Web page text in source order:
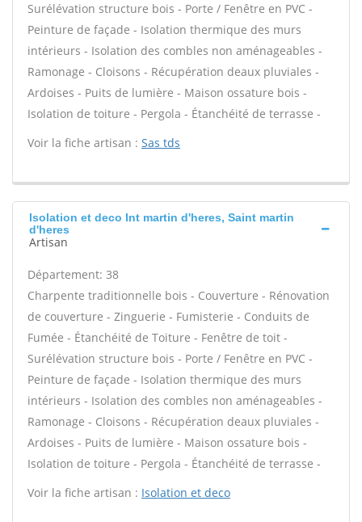
Surélévation structure bois - Porte / Fenêtre en PVC -
Peinture de façade - Isolation thermique des murs
intérieurs - Isolation des combles non aménageables -
Ramonage - Cloisons - Récupération deaux pluviales -
Ardoises - Puits de lumière - Maison ossature bois -
Isolation de toiture - Pergola - Étanchéité de terrasse -
Voir la fiche artisan : Sas tds
Isolation et deco Int martin d'heres, Saint martin
d'heres
Artisan
Département: 38
Charpente traditionnelle bois - Couverture - Rénovation
de couverture - Zinguerie - Fumisterie - Conduits de
Fumée - Étanchéité de Toiture - Fenêtre de toit -
Surélévation structure bois - Porte / Fenêtre en PVC -
Peinture de façade - Isolation thermique des murs
intérieurs - Isolation des combles non aménageables -
Ramonage - Cloisons - Récupération deaux pluviales -
Ardoises - Puits de lumière - Maison ossature bois -
Isolation de toiture - Pergola - Étanchéité de terrasse -
Voir la fiche artisan : Isolation et deco